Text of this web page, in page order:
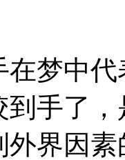
在梦中
手了
界因